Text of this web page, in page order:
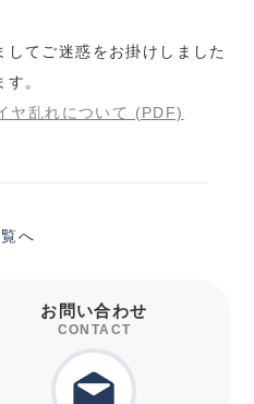
てご迷惑をお掛けしました
。
ヤ乱れについて (PDF)
へ
お問い合わせ
CONTACT